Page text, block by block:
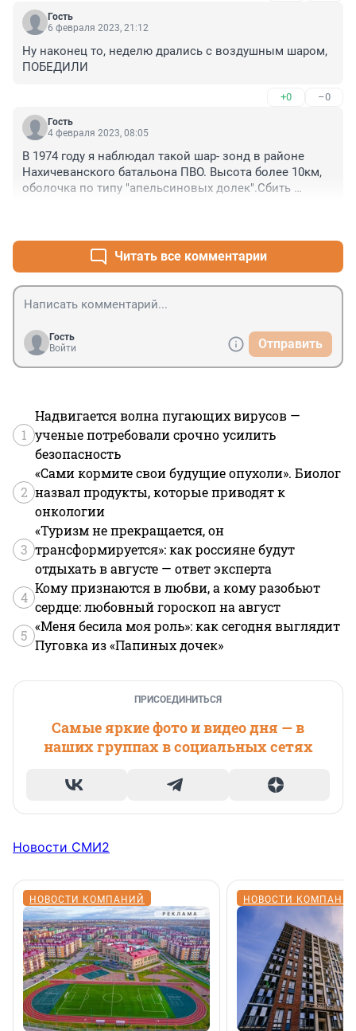
Гость
6 февраля 2023, 21:12
Ну наконец то, неделю дрались с воздушным шаром,
ПОБЕДИЛИ
+0 –0
Гость
4 февраля 2023, 08:05
В 1974 году я наблюдал такой шар- зонд в районе
Нахичеванского батальона ПВО. Высота более 10км,
оболочка по типу "апельсиновых долек".Сбить
Читать все комментарии
Гость
Войти
Отправить
1
Надвигается волна пугающих вирусов —
ученые потребовали срочно усилить
безопасность
2
«Сами кормите свои будущие опухоли». Биолог
назвал продукты, которые приводят к
онкологии
3
«Туризм не прекращается, он
трансформируется»: как россияне будут
отдыхать в августе — ответ эксперта
4
Кому признаются в любви, а кому разобьют
сердце: любовный гороскоп на август
5
«Меня бесила моя роль»: как сегодня выглядит
Пуговка из «Папиных дочек»
ПРИСОЕДИНИТЬСЯ
Самые яркие фото и видео дня — в
наших группах в социальных сетях
Новости СМИ2
НОВОСТИ КОМПАНИЙ НОВОСТИ